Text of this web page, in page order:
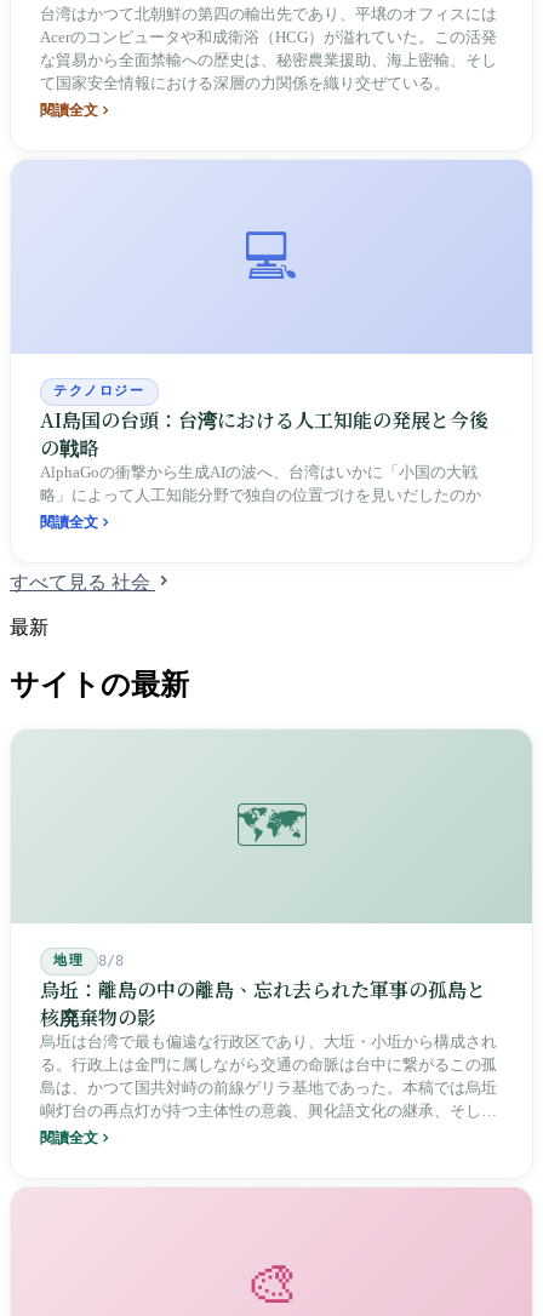
台湾はかつて北朝鮮の第四の輸出先であり、平壌のオフィスには
Acerのコンピュータや和成衛浴（HCG）が溢れていた。この活発
な貿易から全面禁輸への歴史は、秘密農業援助、海上密輸、そし
て国家安全情報における深層の力関係を織り交ぜている。
閱讀全文
💻
テクノロジー
AI島国の台頭：台湾における人工知能の発展と今後
の戦略
AlphaGoの衝撃から生成AIの波へ、台湾はいかに「小国の大戦
略」によって人工知能分野で独自の位置づけを見いだしたのか
閱讀全文
すべて見る 社会
最新
サイトの最新
🗺️
地理 8/8
烏坵：離島の中の離島、忘れ去られた軍事の孤島と
核廃棄物の影
烏坵は台湾で最も偏遠な行政区であり、大坵・小坵から構成され
る。行政上は金門に属しながら交通の命脈は台中に繋がるこの孤
島は、かつて国共対峙の前線ゲリラ基地であった。本稿では烏坵
嶼灯台の再点灯が持つ主体性の意義、興化語文化の継承、そして
20年にわたる核廃棄物処分場選定をめぐる住民投票の論争を深く
閱讀全文
🎨